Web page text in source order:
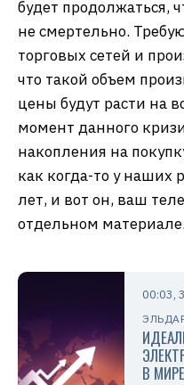
будет продолжаться,
не смертельно.
торговых сетей и
что такой объем
цены будут расти на
момент данного
накопления на
как когда-то у наших
лет, и вот он, ваш
отдельном материале.
00:03,
В